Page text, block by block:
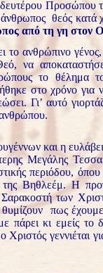
Προσώπου
θεός κατά
από τη γη στον
ανθρώπινο γένος,
να
το θέλημα
στο χρόνο για
Γι’ αυτό
και η
Μεγάλης
περιόδου, όπου
Βηθλεέμ. Η
των
πως
πάρει κι εμείς το
γεννιέται